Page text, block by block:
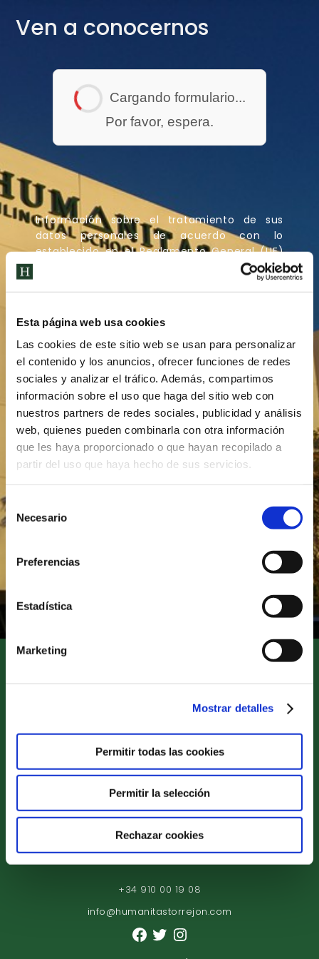
Esta página web usa cookies
Las cookies de este sitio web se usan para personalizar
el contenido y los anuncios, ofrecer funciones de redes
sociales y analizar el tráfico. Además, compartimos
información sobre el uso que haga del sitio web con
nuestros partners de redes sociales, publicidad y análisis
web, quienes pueden combinarla con otra información
que les haya proporcionado o que hayan recopilado a
partir del uso que haya hecho de sus servicios.
Selección
de Necesario
Preferencias
Estadística
Marketing
Mostrar detalles
Permitir todas las cookies
Permitir la selección
Rechazar cookies
Ven a conocernos
Cargando formulario...
Por favor, espera.
Información sobre el tratamiento de sus
datos personales de acuerdo con lo
establecido en el Reglamento General (UE)
2016/679, de protección de datos (RGPD) y
en la L.O. 3/2018, de protección de datos y
SCHOOL, S.L,
Finalidad:Responder a sus consultas y
solicitudes.
Legitimación:Consentimiento de la
persona interesada al enviar el formulario.
Derechos:Tiene derecho a acceder,
rectificar, oponerse y suprimir sus datos, así
como a la limitación y portabilidad de sus
Puede consultar
esta información más detallada y otra
privacidad:
Compromiso de Excelencia
Actualidad
Conócenos
+34 910 00 19 08
info@humanitastorrejon.com